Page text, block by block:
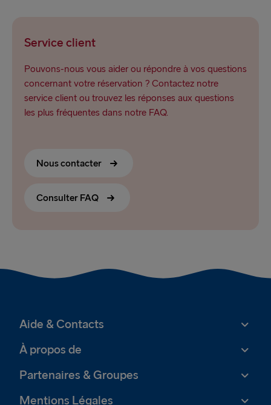
Service client
Pouvons-nous vous aider ou répondre à vos questions
concernant votre réservation ? Contactez notre
service client ou trouvez les réponses aux questions
les plus fréquentes dans notre FAQ.
Nous contacter
Consulter FAQ
Aide & Contacts
À propos de
Partenaires & Groupes
Mentions Légales